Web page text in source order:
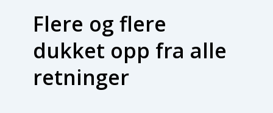
Flere og flere
dukket opp fra alle
retninger